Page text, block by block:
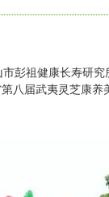
彭祖健康长寿研究
八届武夷灵芝康养